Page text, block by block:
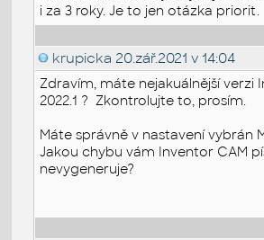
i za 3 roky. Je to jen otázka priorit.
krupicka 20.zář.2021 v 14:04
Zdravím, máte nejakuálnější verzi
2022.1 ? Zkontrolujte to, prosím.
Máte správně v nastavení vybrán
Jakou chybu vám Inventor CAM
nevygeneruje?